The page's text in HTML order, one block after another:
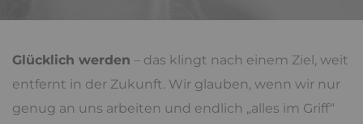
Glücklich werden – das klingt nach einem Ziel, weit
entfernt in der Zukunft. Wir glauben, wenn wir nur
genug an uns arbeiten und endlich „alles im Griff“